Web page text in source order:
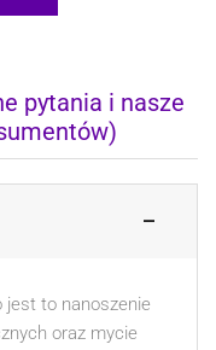
pytania i nasze
jest to nanoszenie
oraz mycie